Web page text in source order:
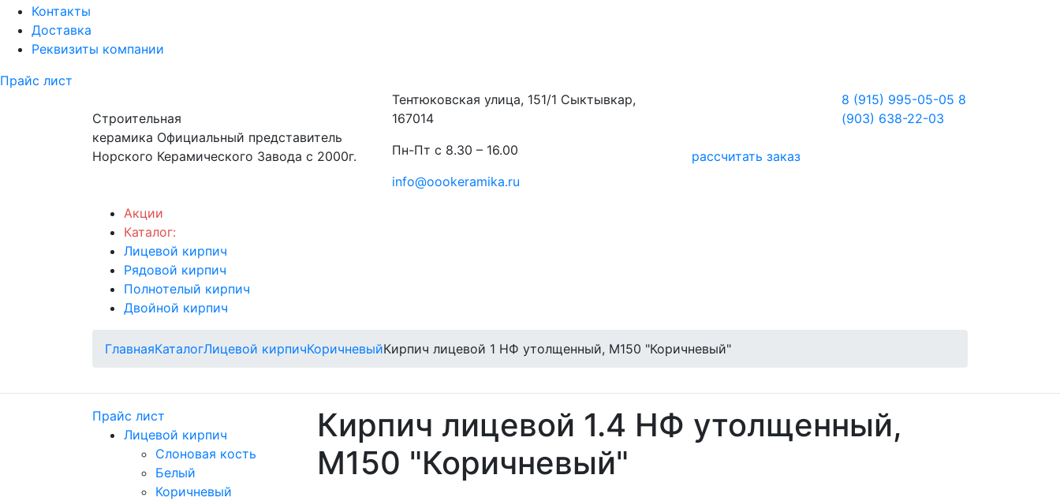
Контакты
Доставка
Реквизиты компании
Прайс лист
Строительная
керамика Официальный представитель
Норского Керамического Завода с 2000г.
Тентюковская улица, 151/1 Сыктывкар,
167014
Пн-Пт с 8.30 – 16.00
info@oookeramika.ru
рассчитать заказ
8 (915) 995-05-05 8
(903) 638-22-03
Акции
Каталог:
Лицевой кирпич
Рядовой кирпич
Полнотелый кирпич
Двойной кирпич
ГлавнаяКаталогЛицевой кирпичКоричневыйКирпич лицевой 1 НФ утолщенный, M150 "Коричневый"
Прайс лист
Лицевой кирпич
Слоновая кость
Белый
Коричневый
Кирпич лицевой 1.4 НФ утолщенный,
M150 "Коричневый"